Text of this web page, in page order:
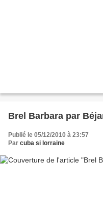
Brel Barbara par
Publié le 05/12/2010 à 23:57
Par cuba si lorraine